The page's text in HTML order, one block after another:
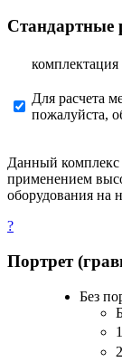
Стандартные
комплектация
Для расчета
пожалуйста,
Данный комплекс
применением
оборудования на
?
Портрет
Без